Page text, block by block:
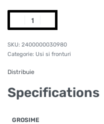
2400000030980
Categorie: Usi si fronturi
Distribuie
Specifications
GROSIME